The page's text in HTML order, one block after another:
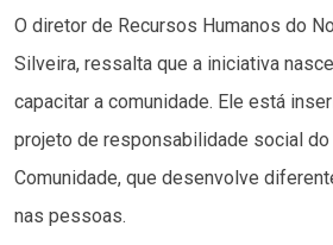
O diretor de Recursos Humanos do
Silveira, ressalta que a iniciativa
capacitar a comunidade. Ele está
projeto de responsabilidade social do
Comunidade, que desenvolve
nas pessoas.